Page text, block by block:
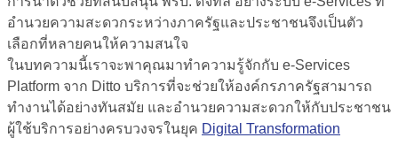
อำนวยความสะดวกระหว่างภาครัฐและประชาชนจึงเป็นตัว
เลือกที่หลายคนให้ความสนใจ
ในบทความนี้เราจะพาคุณมาทำความรู้จักกับ e-Services
Platform จาก Ditto บริการที่จะช่วยให้องค์กรภาครัฐสามารถ
ทำงานได้อย่างทันสมัย และอำนวยความสะดวกให้กับประชาชน
ผู้ใช้บริการอย่างครบวงจรในยุค Digital Transformation